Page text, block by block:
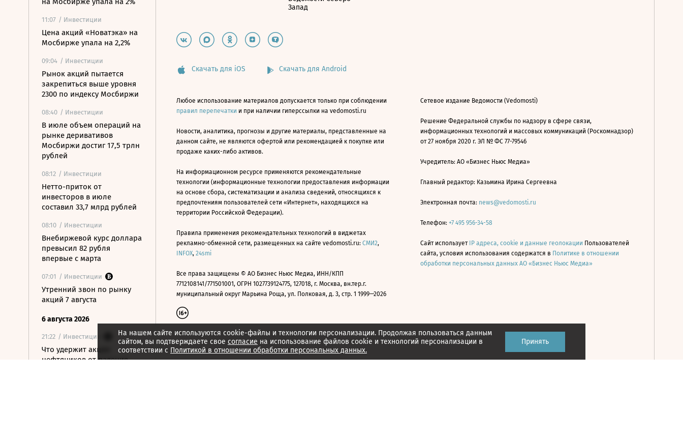
11:07 / Инвестиции
Цена акций «Новатэка» на
Мосбирже упала на 2,2%
09:04 / Инвестиции
Рынок акций пытается
закрепиться выше уровня
2300 по индексу Мосбиржи
08:40 / Инвестиции
В июле объем операций на
рынке деривативов
Мосбиржи достиг 17,5 трлн
рублей
08:12 / Инвестиции
Нетто-приток от
инвесторов в июле
составил 33,7 млрд рублей
08:10 / Инвестиции
Внебиржевой курс доллара
превысил 82 рубля
впервые с марта
07:01 / Инвестиции
Утренний звон по рынку
акций 7 августа
6 августа 2026
21:22 / Инвестиции
Что удержит акции
нефтяников от падения
На нашем сайте используются cookie-файлы и технологии персонализации. Продолжая пользоваться данным
сайтом, вы подтверждаете свое согласие на использование файлов cookie и технологий персонализации в
соответствии с Политикой в отношении обработки персональных данных.
Принять
Запад
Скачать для iOS Скачать для Android
Любое использование материалов допускается только при соблюдении
правил перепечатки и при наличии гиперссылки на vedomosti.ru
Новости, аналитика, прогнозы и другие материалы, представленные на
данном сайте, не являются офертой или рекомендацией к покупке или
продаже каких-либо активов.
На информационном ресурсе применяются рекомендательные
технологии (информационные технологии предоставления информации
на основе сбора, систематизации и анализа сведений, относящихся к
предпочтениям пользователей сети «Интернет», находящихся на
территории Российской Федерации).
Правила применения рекомендательных технологий в виджетах
рекламно-обменной сети, размещенных на сайте vedomosti.ru: СМИ2,
INFOX, 24smi
Все права защищены © АО Бизнес Ньюс Медиа, ИНН/КПП
7712108141/771501001, ОГРН 1027739124775, 127018, г. Москва, вн.тер.г.
муниципальный округ Марьина Роща, ул. Полковая, д. 3, стр. 1 1999—2026
Сетевое издание Ведомости (Vedomosti)
Решение Федеральной службы по надзору в сфере связи,
информационных технологий и массовых коммуникаций (Роскомнадзор)
от 27 ноября 2020 г. ЭЛ № ФС 77-79546
Учредитель: АО «Бизнес Ньюс Медиа»
Главный редактор: Казьмина Ирина Сергеевна
Электронная почта: news@vedomosti.ru
Телефон: +7 495 956-34-58
Сайт использует IP адреса, cookie и данные геолокации Пользователей
сайта, условия использования содержатся в Политике в отношении
обработки персональных данных АО «Бизнес Ньюс Медиа»